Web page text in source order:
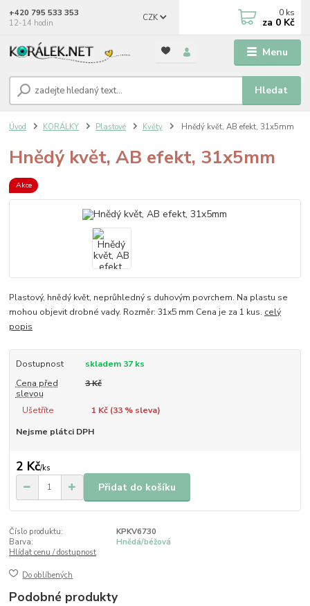
Menu
CZK
Hledat
+420 795 533 353
12-14 hodin
0 ks
za 0 Kč
Úvod KORÁLKY Plastové Květy Hnědý květ, AB efekt, 31x5mm
Hnědý květ, AB efekt, 31x5mm
Akce
Plastový, hnědý květ, neprůhledný s duhovým povrchem. Na plastu se
mohou objevit drobné vady. Rozměr: 31x5 mm Cena je za 1 kus. celý
popis
Dostupnost
skladem 37 ks
Cena před
slevou
3 Kč
Ušetříte 1 Kč (33% sleva)
Nejsme plátci DPH
2 Kč/ks
Přidat do košíku
Číslo produktu:
KPKV6730
Barva:
Hnědá/béžová
Hlídat cenu / dostupnost
Do oblíbených
Podobné produkty